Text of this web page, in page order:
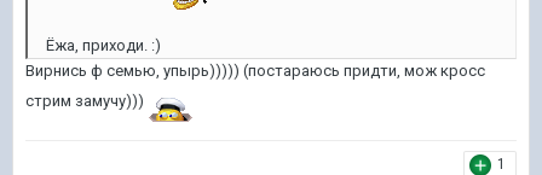
Ёжа, приходи. :)
Вирнись ф семью, упырь))))) (постараюсь придти, мож кросс
стрим замучу)))
1